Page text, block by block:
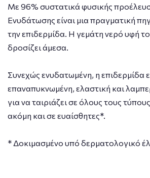
Με 96% συστατικά φυσικής
Ενυδάτωσης είναι μια πραγματική
την επιδερμίδα. Η γεμάτη νερό υφή
δροσίζει άμεσα.
Συνεχώς ενυδατωμένη, η επιδερμίδα
επαναπυκνωμένη, ελαστική και
για να ταιριάζει σε όλους τους
ακόμη και σε ευαίσθητες*.
* Δοκιμασμένο υπό δερματολογικό